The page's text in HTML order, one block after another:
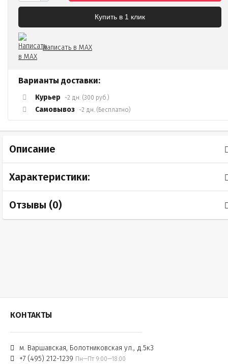
Купить в 1 клик
Написать в MAX
Варианты доставки:
Курьер ~2 дн. (300 руб.)
Самовывоз ~2 дн. (Бесплатно)
Описание
Характеристики:
Отзывы (0)
КОНТАКТЫ
м. Варшавская, Болотниковская ул., д.5к3
+7 (495) 212-1239 Пн—Пт 9:00—18:00